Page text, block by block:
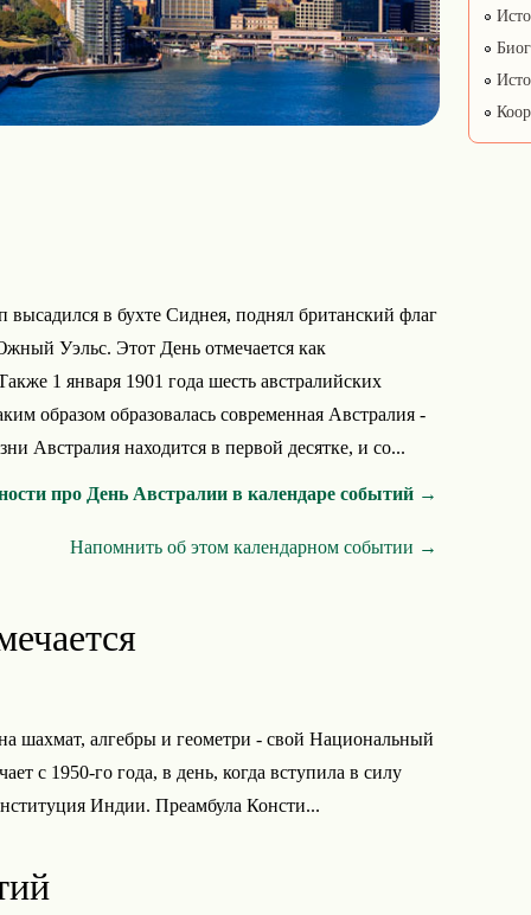
в бухте Сиднея, поднял британский флаг
Уэльс. Этот День отмечается как
1 января 1901 года шесть австралийских
образом образовалась современная Австралия -
Австралия находится в первой десятке, и со...
про День Австралии в календаре событий →
Напомнить об этом календарном событии →
шахмат, алгебры и геометри - свой Национальный
с 1950-го года, в день, когда вступила в силу
Индии. Преамбула Консти...